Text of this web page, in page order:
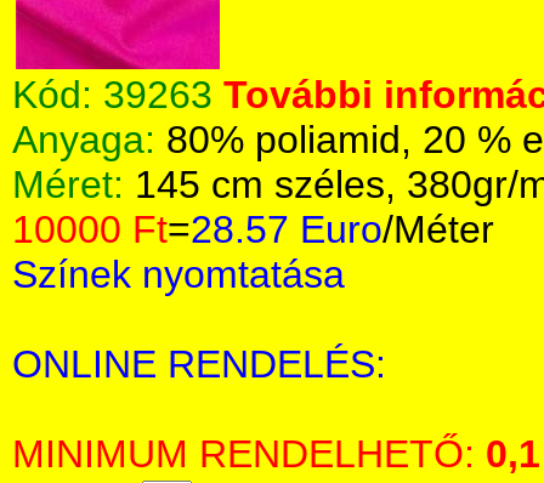
Kód: 39263 További
Anyaga: 80% poliamid, 20 %
Méret: 145 cm széles, 380gr/
10000 Ft=28.57 Euro/Méter
Színek nyomtatása
ONLINE RENDELÉS:
MINIMUM RENDELHETŐ: 0,1